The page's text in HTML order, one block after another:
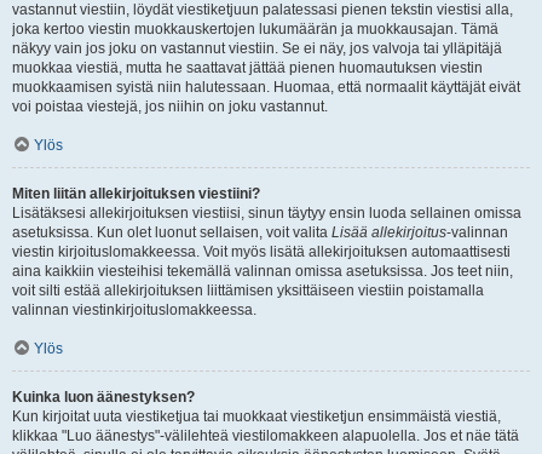
vastannut viestiin, löydät viestiketjuun palatessasi pienen tekstin viestisi alla,
joka kertoo viestin muokkauskertojen lukumäärän ja muokkausajan. Tämä
näkyy vain jos joku on vastannut viestiin. Se ei näy, jos valvoja tai ylläpitäjä
muokkaa viestiä, mutta he saattavat jättää pienen huomautuksen viestin
muokkaamisen syistä niin halutessaan. Huomaa, että normaalit käyttäjät eivät
voi poistaa viestejä, jos niihin on joku vastannut.
Ylös
Miten liitän allekirjoituksen viestiini?
Lisätäksesi allekirjoituksen viestiisi, sinun täytyy ensin luoda sellainen omissa
asetuksissa. Kun olet luonut sellaisen, voit valita Lisää allekirjoitus-valinnan
viestin kirjoituslomakkeessa. Voit myös lisätä allekirjoituksen automaattisesti
aina kaikkiin viesteihisi tekemällä valinnan omissa asetuksissa. Jos teet niin,
voit silti estää allekirjoituksen liittämisen yksittäiseen viestiin poistamalla
valinnan viestinkirjoituslomakkeessa.
Ylös
Kuinka luon äänestyksen?
Kun kirjoitat uuta viestiketjua tai muokkaat viestiketjun ensimmäistä viestiä,
klikkaa "Luo äänestys"-välilehteä viestilomakkeen alapuolella. Jos et näe tätä